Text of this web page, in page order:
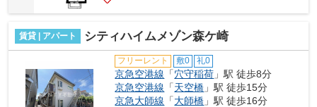
賃貸 | アパート シティハイムメゾン森ケ崎
フリーレント 敷0 礼0
京急空港線 「穴守稲荷 」駅 徒歩8分
京急空港線 「天空橋 」駅 徒歩15分
京急大師線 「大師橋 」駅 徒歩16分